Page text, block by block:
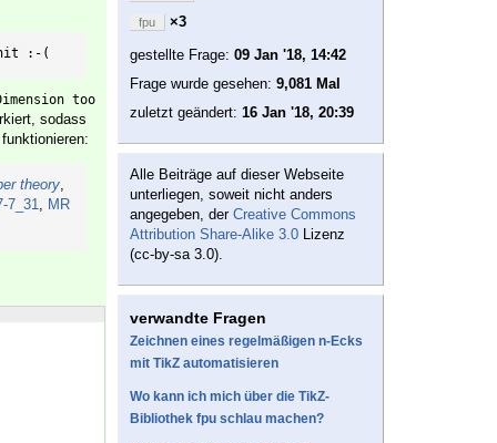
:-(
too
sodass
theory,
7_31, MR
fpu
×3
gestellte Frage: 09 Jan '18, 14:42
Frage wurde gesehen: 9,081 Mal
zuletzt geändert: 16 Jan '18, 20:39
Alle Beiträge auf dieser Webseite
unterliegen, soweit nicht anders
angegeben, der Creative Commons
Attribution Share-Alike 3.0 Lizenz
(cc-by-sa 3.0).
verwandte Fragen
Zeichnen eines regelmäßigen n-Ecks
mit TikZ automatisieren
Wo kann ich mich über die TikZ-
Bibliothek fpu schlau machen?